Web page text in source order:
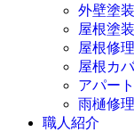
外壁塗装
屋根塗装
屋根修理
屋根カ
アパー
雨樋修理
職人紹介